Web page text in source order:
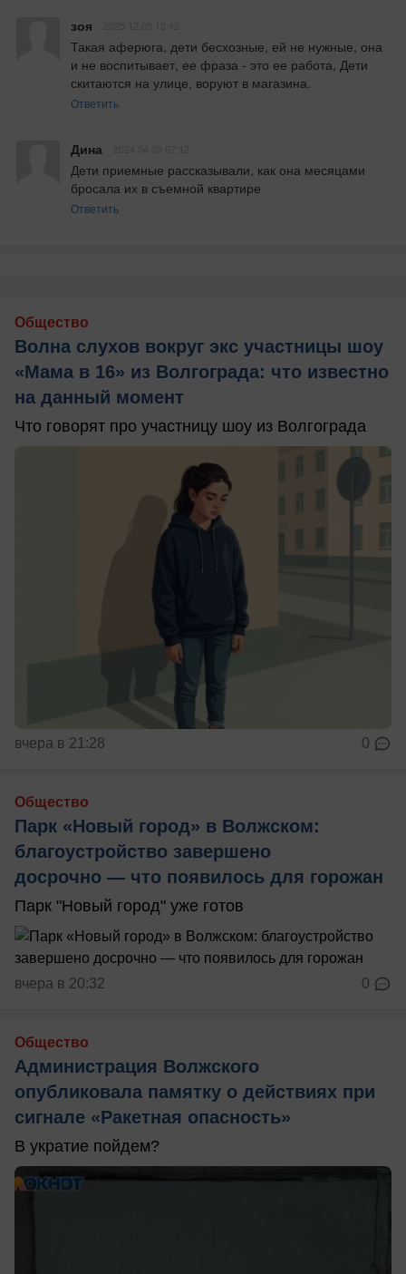
зоя
Такая аферюга, дети бесхозные, ей не нужные, она
и не воспитывает, ее фраза - это ее работа, Дети
скитаются на улице, воруют в магазина.
Ответить
Дина
Дети приемные рассказывали, как она месяцами
бросала их в съемной квартире
Ответить
Общество
Волна слухов вокруг экс участницы шоу
«Мама в 16» из Волгограда: что известно
на данный момент
Что говорят про участницу шоу из Волгограда
вчера в 21:28 0
Общество
Парк «Новый город» в Волжском:
благоустройство завершено
досрочно — что появилось для горожан
Парк "Новый город" уже готов
вчера в 20:32 0
Общество
Администрация Волжского
опубликовала памятку о действиях при
сигнале «Ракетная опасность»
В укратие пойдем?